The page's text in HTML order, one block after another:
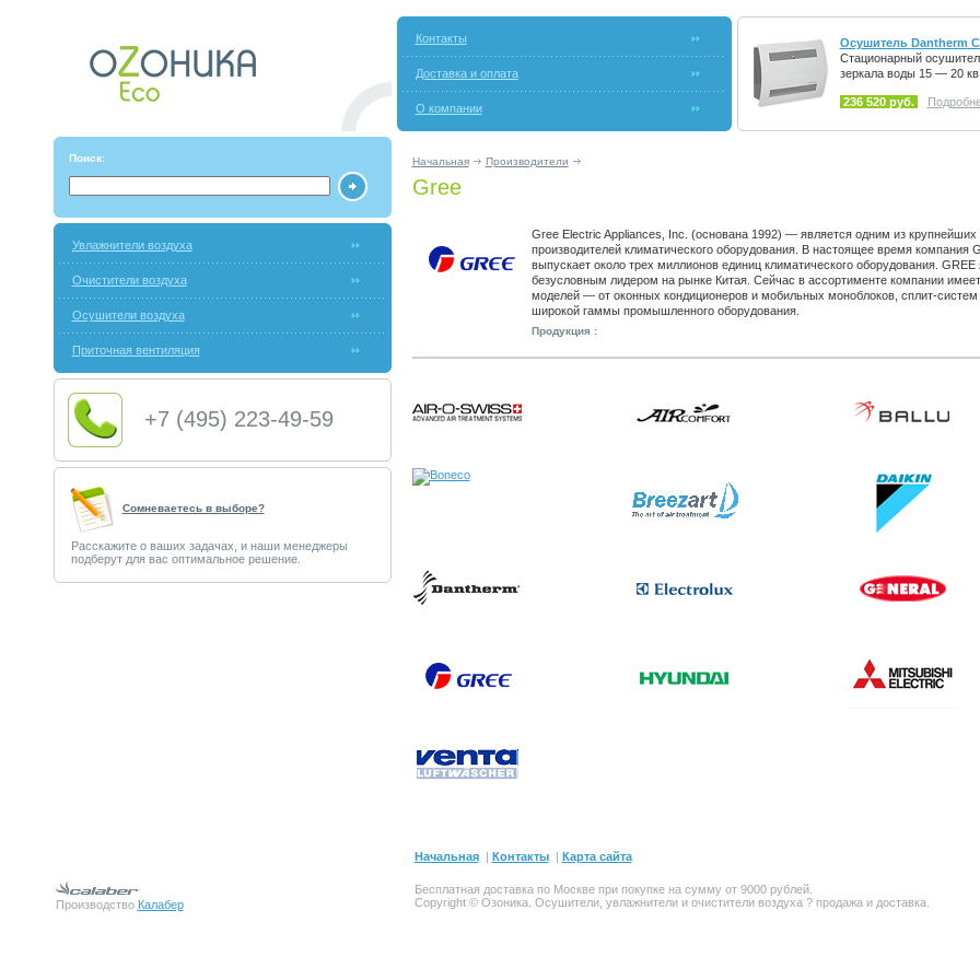
Контакты
Доставка и оплата
О компании
Осушитель Dantherm
Стационарный
зеркала воды 15 — 20
236 520 руб.
Поиск: Начальная Производители
Gree
Увлажнители воздуха
Очистители воздуха
Осушители воздуха
Приточная вентиляция
+7 (495) 223-49-59
Сомневаетесь в выборе?
Расскажите о ваших задачах, и наши менеджеры
подберут для вас оптимальное решение.
Gree Electric Appliances, Inc. (основана 1992) — является одним из
производителей климатического оборудования. В настоящее время компания
выпускает около трех миллионов единиц климатического оборудования. GREE
безусловным лидером на рынке Китая. Сейчас в ассортименте компании
моделей — от оконных кондиционеров и мобильных моноблоков, сплит-систем
широкой гаммы промышленного оборудования.
Продукция :
Начальная| Контакты| Карта сайта
Производство Калабер
Бесплатная доставка по Москве при покупке на сумму от 9000 рублей.
Copyright © Озоника. Осушители, увлажнители и очистители воздуха? продажа и доставка.